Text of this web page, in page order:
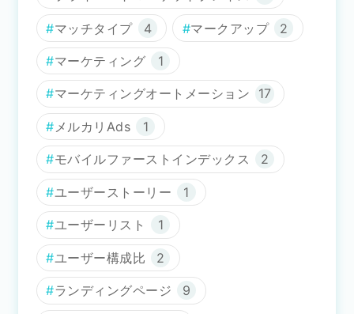
マッチタイプ 4 マークアップ 2
マーケティング 1
マーケティングオートメーション 17
メルカリAds 1
モバイルファーストインデックス 2
ユーザーストーリー 1
ユーザーリスト 1
ユーザー構成比 2
ランディングページ 9